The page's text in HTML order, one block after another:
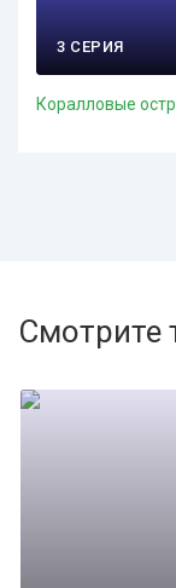
3 СЕРИЯ
Коралловые
Смотрите